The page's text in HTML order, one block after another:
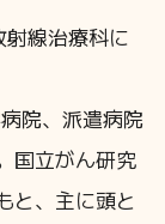
線治療科に
院、派遣病院
国立がん研究
と、主に頭と